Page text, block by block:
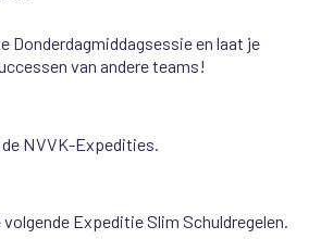
Donderdagmiddagsessie en laat je
van andere teams!
NVVK-Expedities.
Expeditie Slim Schuldregelen.